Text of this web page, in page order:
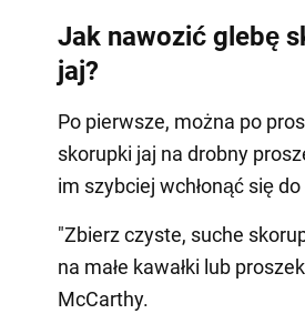
Jak nawozić glebę
jaj?
Po pierwsze, można po
skorupki jaj na drobny
im szybciej wchłonąć się do
"Zbierz czyste, suche
na małe kawałki lub
McCarthy.